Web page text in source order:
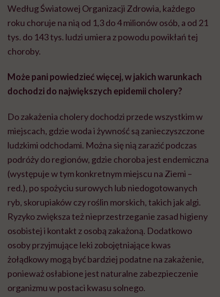
Według Światowej Organizacji Zdrowia, każdego
roku choruje na nią od 1,3 do 4 milionów osób, a od 21
tys. do 143 tys. ludzi umiera z powodu powikłań tej
choroby.
Może pani powiedzieć więcej, w jakich warunkach
dochodzi do największych epidemii cholery?
Do zakażenia cholery dochodzi przede wszystkim w
miejscach, gdzie woda i żywność są zanieczyszczone
ludzkimi odchodami. Można się nią zarazić podczas
podróży do regionów, gdzie choroba jest endemiczna
(występuje w tym konkretnym miejscu na Ziemi –
red.), po spożyciu surowych lub niedogotowanych
ryb, skorupiaków czy roślin morskich, takich jak algi.
Ryzyko zwiększa też nieprzestrzeganie zasad higieny
osobistej i kontakt z osobą zakażoną. Dodatkowo
osoby przyjmujące leki zobojętniające kwas
żołądkowy mogą być bardziej podatne na zakażenie,
ponieważ osłabione jest naturalne zabezpieczenie
organizmu w postaci kwasu solnego.